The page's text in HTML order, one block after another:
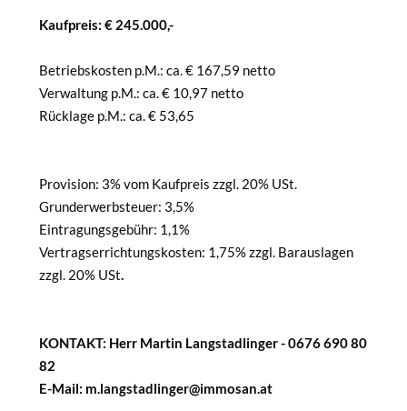
Kaufpreis: € 245.000,-
Betriebskosten p.M.: ca. € 167,59 netto
Verwaltung p.M.: ca. € 10,97 netto
Rücklage p.M.: ca. € 53,65
Provision: 3% vom Kaufpreis zzgl. 20% USt.
Grunderwerbsteuer: 3,5%
Eintragungsgebühr: 1,1%
Vertragserrichtungskosten: 1,75% zzgl. Barauslagen
zzgl. 20% USt.
KONTAKT: Herr Martin Langstadlinger - 0676 690 80
82
E-Mail: m.langstadlinger@immosan.at